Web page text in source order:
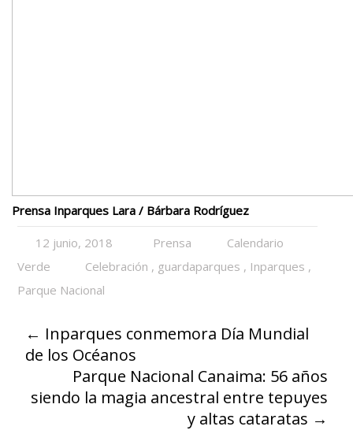
Prensa Inparques Lara / Bárbara Rodríguez
12 junio, 2018 Prensa
Calendario
Verde
Celebración , guardaparques , Inparques ,
Parque Nacional
← Inparques conmemora Día Mundial
de los Océanos
Parque Nacional Canaima: 56 años
siendo la magia ancestral entre tepuyes
y altas cataratas →